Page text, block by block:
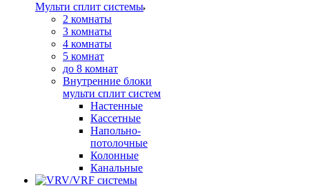
Мульти сплит системы
2 комнаты
3 комнаты
4 комнаты
5 комнат
до 8 комнат
Внутренние блоки
мульти сплит систем
Настенные
Кассетные
Напольно-
потолочные
Колонные
Канальные